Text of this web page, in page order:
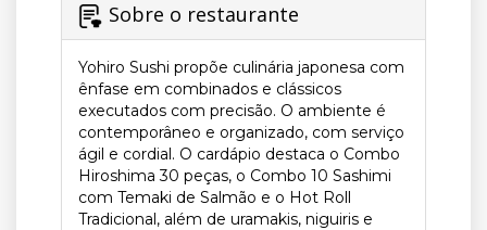
Sobre o restaurante
Yohiro Sushi propõe culinária japonesa com
ênfase em combinados e clássicos
executados com precisão. O ambiente é
contemporâneo e organizado, com serviço
ágil e cordial. O cardápio destaca o Combo
Hiroshima 30 peças, o Combo 10 Sashimi
com Temaki de Salmão e o Hot Roll
Tradicional, além de uramakis, niguiris e